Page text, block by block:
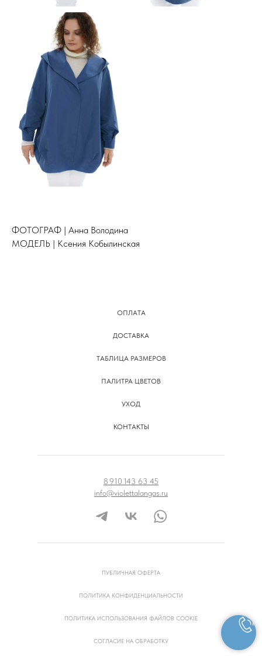
ФОТОГРАФ | Анна Володина
МОДЕЛЬ | Ксения Кобылинская
ОПЛАТА
ДОСТАВКА
ТАБЛИЦА РАЗМЕРОВ
ПАЛИТРА ЦВЕТОВ
УХОД
КОНТАКТЫ
8 910 143 63 45
info@violettalangas.ru
ПУБЛИЧНАЯ ОФЕРТА
ПОЛИТИКА КОНФИДЕНЦИАЛЬНОСТИ
ПОЛИТИКА ИСПОЛЬЗОВАНИЯ ФАЙЛОВ COOKIE
СОГЛАСИЕ НА ОБРАБОТКУ